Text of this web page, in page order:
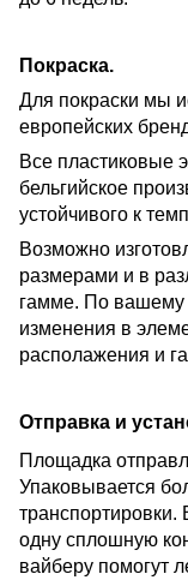
Покраска.
Для покраски мы
европейских
Все пластиковые
бельгийское
устойчивого к
Возможно
размерами и в
гамме. По
изменения в
располажения и
Отправка и
Площадка
Упаковывается
транспортировки.
одну сплошную
вайберу помогут